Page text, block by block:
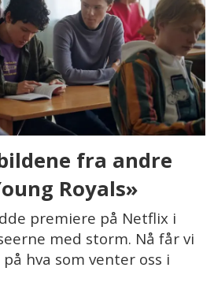
fra andre
Royals»
premiere på Netflix i
med storm. Nå får vi
hva som venter oss i